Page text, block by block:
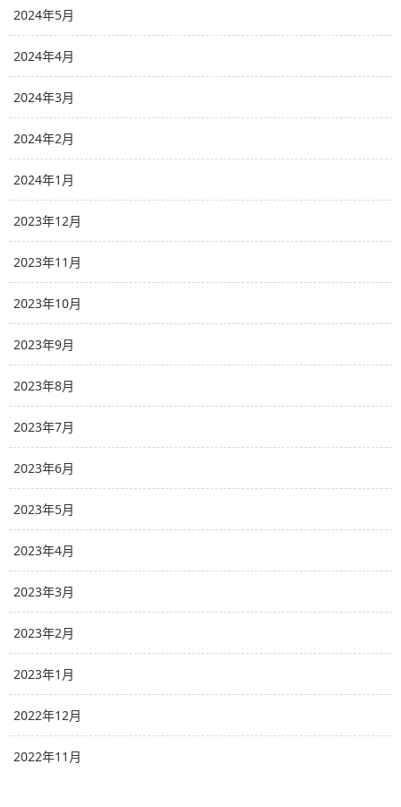
2024年5月
2024年4月
2024年3月
2024年2月
2024年1月
2023年12月
2023年11月
2023年10月
2023年9月
2023年8月
2023年7月
2023年6月
2023年5月
2023年4月
2023年3月
2023年2月
2023年1月
2022年12月
2022年11月